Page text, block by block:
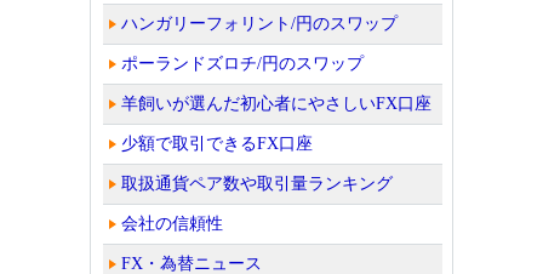
ハンガリーフォリント/円のスワップ
ポーランドズロチ/円のスワップ
羊飼いが選んだ初心者にやさしいFX口座
少額で取引できるFX口座
取扱通貨ペア数や取引量ランキング
会社の信頼性
FX・為替ニュース